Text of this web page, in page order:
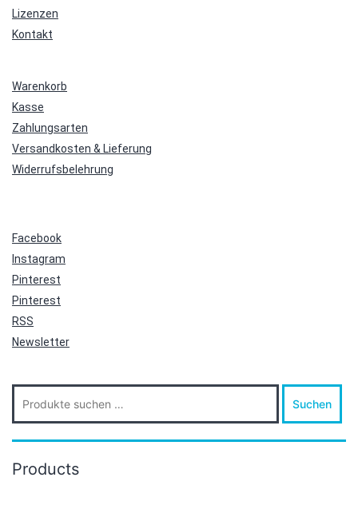
Lizenzen
Kontakt
Warenkorb
Kasse
Zahlungsarten
Versandkosten & Lieferung
Widerrufsbelehrung
Facebook
Instagram
Pinterest
Pinterest
RSS
Newsletter
nach:
Suchen
Products